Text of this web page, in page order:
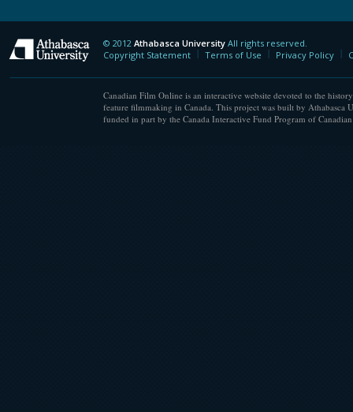
Athabasca University
© 2012 Athabasca University All rights reserved.
Copyright Statement
Terms of Use Privacy Policy
Canadian Film Online is an interactive website devoted to the
feature filmmaking in Canada. This project was built by Athabasca
funded in part by the Canada Interactive Fund Program of